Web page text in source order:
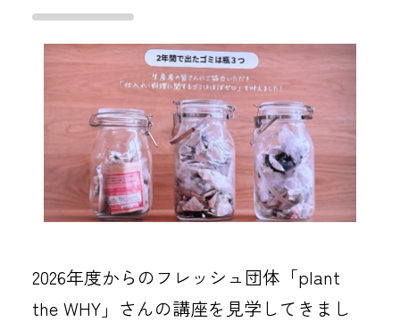
2026年度からのフレッシュ団体「plant
the WHY」さんの講座を見学してきまし